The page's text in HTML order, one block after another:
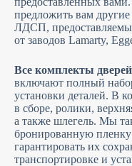
предложить вам
ЛДСП,
от заводов Lamarty,
Все комплекты
включают полный
установки деталей. В
в сборе, ролики,
а также шлегель. Мы
бронированную пленку
гарантировать их
транспортировке и